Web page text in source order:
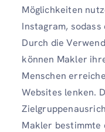
Möglichkeiten
Instagram,
Durch die
können Makler
Menschen
Websites lenken.
Makler bestimmte